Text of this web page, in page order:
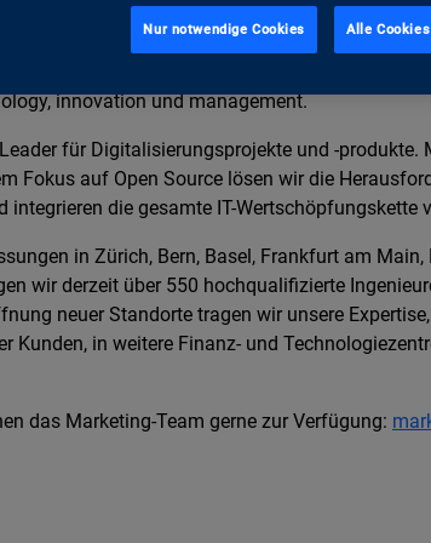
innovation und management.
für Digitalisierungsprojekte und -produkte.
Fokus auf Open Source lösen wir die
integrieren die gesamte IT-Wertschöpfungskette
in Zürich, Bern, Basel, Frankfurt am
wir derzeit über 550 hochqualifizierte
neuer Standorte tragen wir unsere
Kunden, in weitere Finanz- und
das Marketing-Team gerne zur Verfügung:
Nur notwendige Cookies Alle